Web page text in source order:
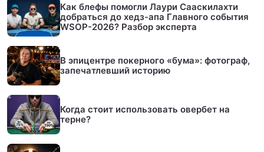
Как блефы помогли Лаури Сааскилахти
добраться до хедз-апа Главного события
WSOP-2026? Разбор эксперта
В эпицентре покерного «бума»: фотограф,
запечатлевший историю
Когда стоит использовать овербет на
терне?